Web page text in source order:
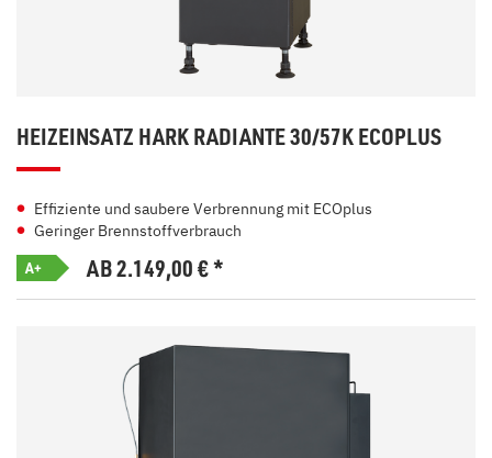
HEIZEINSATZ HARK RADIANTE 30/57K ECOPLUS
Effiziente und saubere Verbrennung mit ECOplus
Geringer Brennstoffverbrauch
A+ AB 2.149,00€*